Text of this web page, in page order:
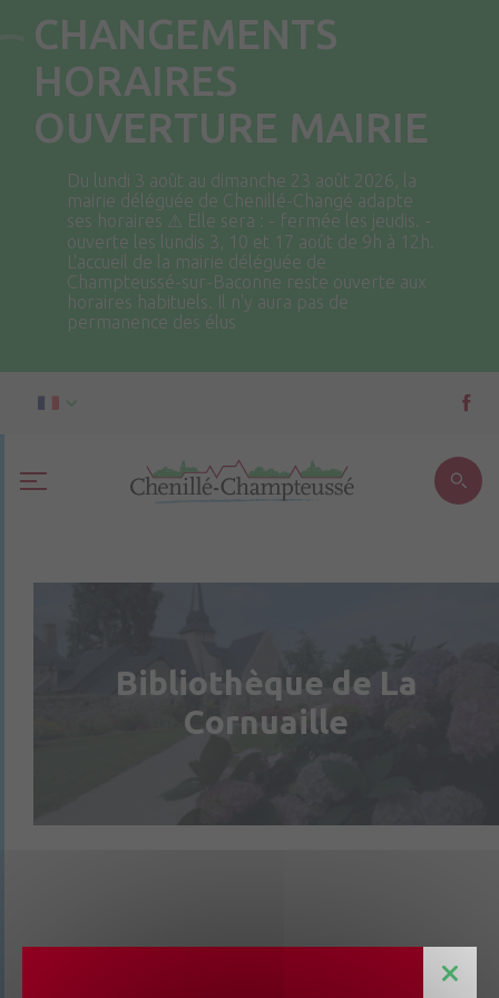
CHANGEMENTS
HORAIRES
OUVERTURE MAIRIE
Du lundi 3 août au dimanche 23 août 2026, la
mairie déléguée de Chenillé-Changé adapte
ses horaires ⚠ Elle sera : - fermée les jeudis. -
ouverte les lundis 3, 10 et 17 août de 9h à 12h.
L'accueil de la mairie déléguée de
Champteussé-sur-Baconne reste ouverte aux
horaires habituels. Il n'y aura pas de
permanence des élus
Bibliothèque de La
Cornuaille